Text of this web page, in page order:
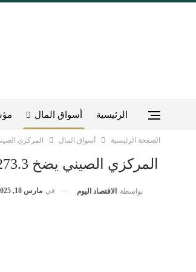
الرئيسية أسواق المال
الصفحة الرئيسية أسواق المال المركزي الصيني يضخ 273.3
المركزي الصيني يضخ 273.3 مليار يوان في البنوك
بواسطة الاقتصاد اليوم في مارس 18, 2025